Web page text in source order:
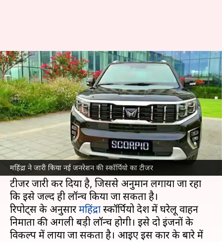
महिंद्रा ने जारी किया नई जनरेशन की स्कॉर्पियो का टीजर
महिंद्रा ने जारी किया नई जनरेशन की
स्कॉर्पियो का टीजर, जल्द होगी लॉन्च
लेखन अविनाश May 08, 2022 10:51 am
क्या है खबर?
दिग्गज वाहन निर्माता महिंद्रा (Mahindra) अपनी नई
जनरेशन की स्कॉर्पियो (Mahindra Scorpio) लाने
करने की तैयारी कर रही है। कंपनी ने इस दमदार कार का
टीजर जारी कर दिया है, जिससे अनुमान लगाया जा रहा
कि इसे जल्द ही लॉन्च किया जा सकता है।
रिपोर्ट्स के अनुसारमहिंद्रास्कॉर्पियो देश में घरेलू वाहन
निर्माता की अगली बड़ी लॉन्च होगी। इसे दो इंजनों के
विकल्प में लाया जा सकता है। आइए इस कार के बारे में